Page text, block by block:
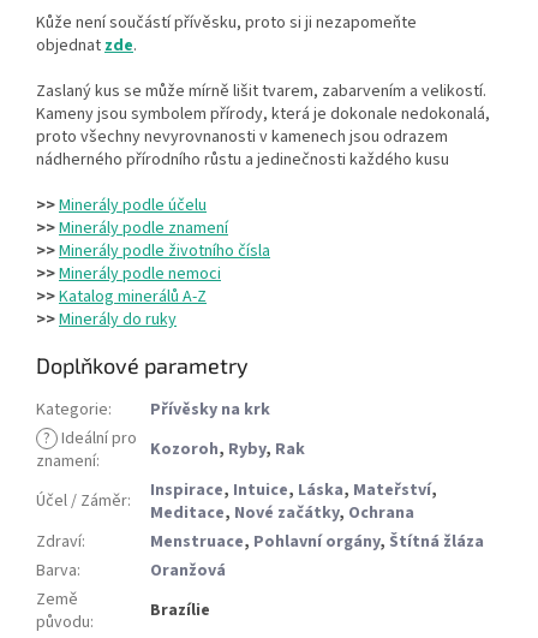
Kůže není součástí přívěsku, proto si ji nezapomeňte
objednatzde.
Zaslaný kus se může mírně lišit tvarem, zabarvením a velikostí.
Kameny jsou symbolem přírody, která je dokonale nedokonalá,
proto všechny nevyrovnanosti v kamenech jsou odrazem
nádherného přírodního růstu a jedinečnosti každého kusu
>>Minerály podle účelu
>>Minerály podle znamení
>>Minerály podle životního čísla
>>Minerály podle nemoci
>>Katalog minerálů A-Z
>>Minerály do ruky
Doplňkové parametry
Kategorie:
Přívěsky na krk
? Ideální pro
znamení: Kozoroh, Ryby, Rak
Účel / Záměr: Inspirace, Intuice, Láska, Mateřství,
Meditace, Nové začátky, Ochrana
Zdraví: Menstruace, Pohlavní orgány, Štítná žláza
Barva:
Oranžová
Země
původu:
Brazílie